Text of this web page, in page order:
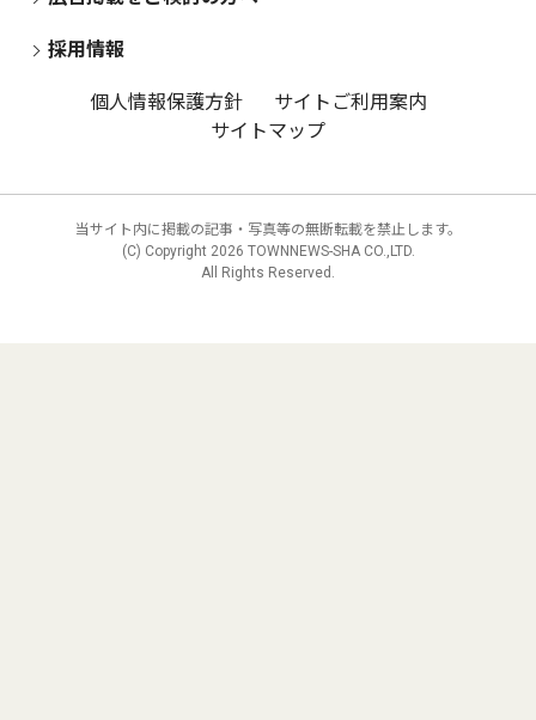
採用情報
個人情報保護方針
サイトご利用案内
サイトマップ
当サイト内に掲載の記事・写真等の無断転載を禁止します。
(C) Copyright 2026 TOWNNEWS-SHA CO.,LTD.
All Rights Reserved.